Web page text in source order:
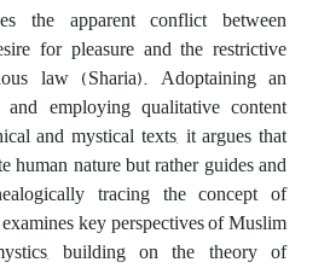
the apparent conflict between
for pleasure and the restrictive
law (Sharia). Adoptaining an
and employing qualitative content
and mystical texts, it argues that
human nature but rather guides and
tracing the concept of
key perspectives of Muslim
building on the theory of